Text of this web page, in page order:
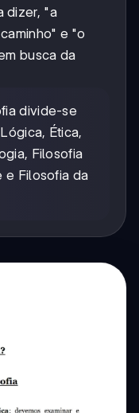
dizer, "a
e "o
busca da
divide-se
Ética,
Filosofia
e Filosofia da